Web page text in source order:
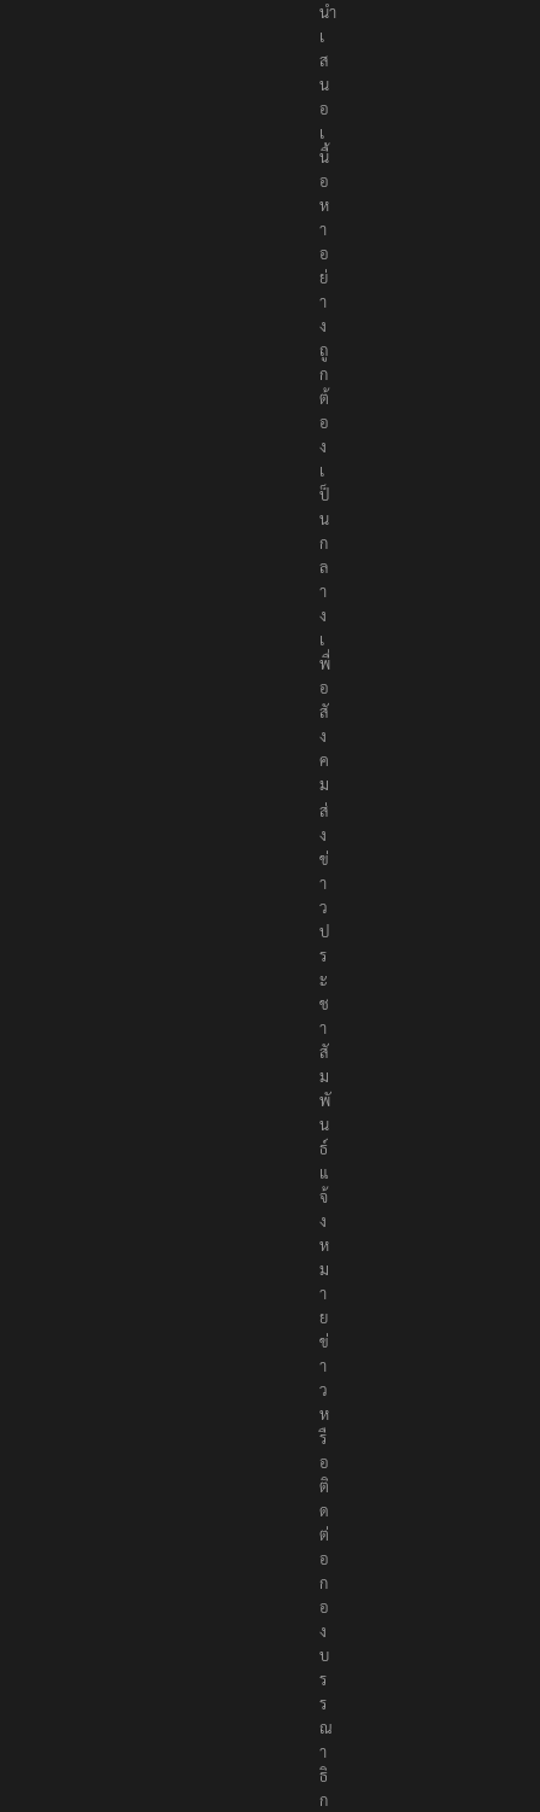
นำ
เ
ส
น
อ
เ
นื้
อ
ห
า
อ
ย่
า
ง
ถู
ก
ต้
อ
ง
เ
ป็
น
ก
ล
า
ง
เ
พื่
อ
สั
ง
ค
ม
ส่
ง
ข่
า
ว
ป
ร
ะ
ช
า
สั
ม
พั
น
ธ์
แ
จ้
ง
ห
ม
า
ย
ข่
า
ว
ห
รื
อ
ติ
ด
ต่
อ
ก
อ
ง
บ
ร
ร
ณ
า
ธิ
ก